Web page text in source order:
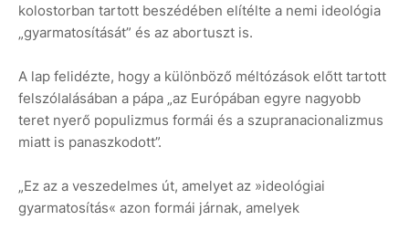
kolostorban tartott beszédében elítélte a nemi ideológia
„gyarmatosítását” és az abortuszt is.
A lap felidézte, hogy a különböző méltózások előtt tartott
felszólalásában a pápa „az Európában egyre nagyobb
teret nyerő populizmus formái és a szupranacionalizmus
miatt is panaszkodott”.
„Ez az a veszedelmes út, amelyet az »ideológiai
gyarmatosítás« azon formái járnak, amelyek